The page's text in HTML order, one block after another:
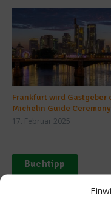
Frankfurt wird Gastgeber
Michelin Guide Ceremony
17. Februar 2025
Buchtipp